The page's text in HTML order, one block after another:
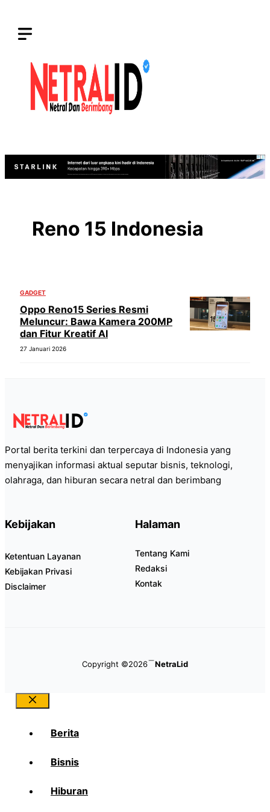
Reno 15 Indonesia
GADGET
Oppo Reno15 Series Resmi
Meluncur: Bawa Kamera 200MP
dan Fitur Kreatif AI
27 Januari 2026
Portal berita terkini dan terpercaya di Indonesia yang
menyajikan informasi aktual seputar bisnis, teknologi,
olahraga, dan hiburan secara netral dan berimbang
Kebijakan
Ketentuan Layanan
Kebijakan Privasi
Disclaimer
Halaman
Tentang Kami
Redaksi
Kontak
Copyright ©2026 NetraLid
Close
Berita
Bisnis
Hiburan